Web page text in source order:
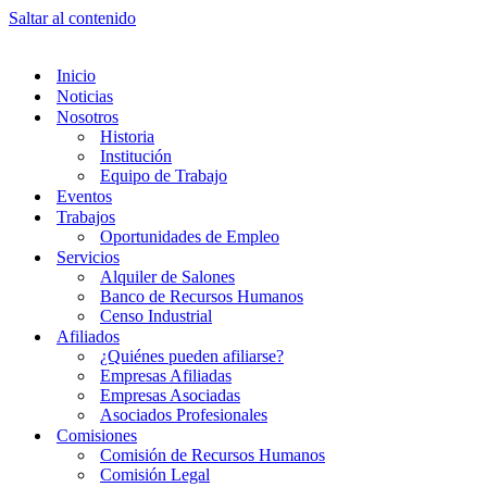
Saltar al contenido
Inicio
Noticias
Nosotros
Historia
Institución
Equipo de Trabajo
Eventos
Trabajos
Oportunidades de Empleo
Servicios
Alquiler de Salones
Banco de Recursos Humanos
Censo Industrial
Afiliados
¿Quiénes pueden afiliarse?
Empresas Afiliadas
Empresas Asociadas
Asociados Profesionales
Comisiones
Comisión de Recursos Humanos
Comisión Legal